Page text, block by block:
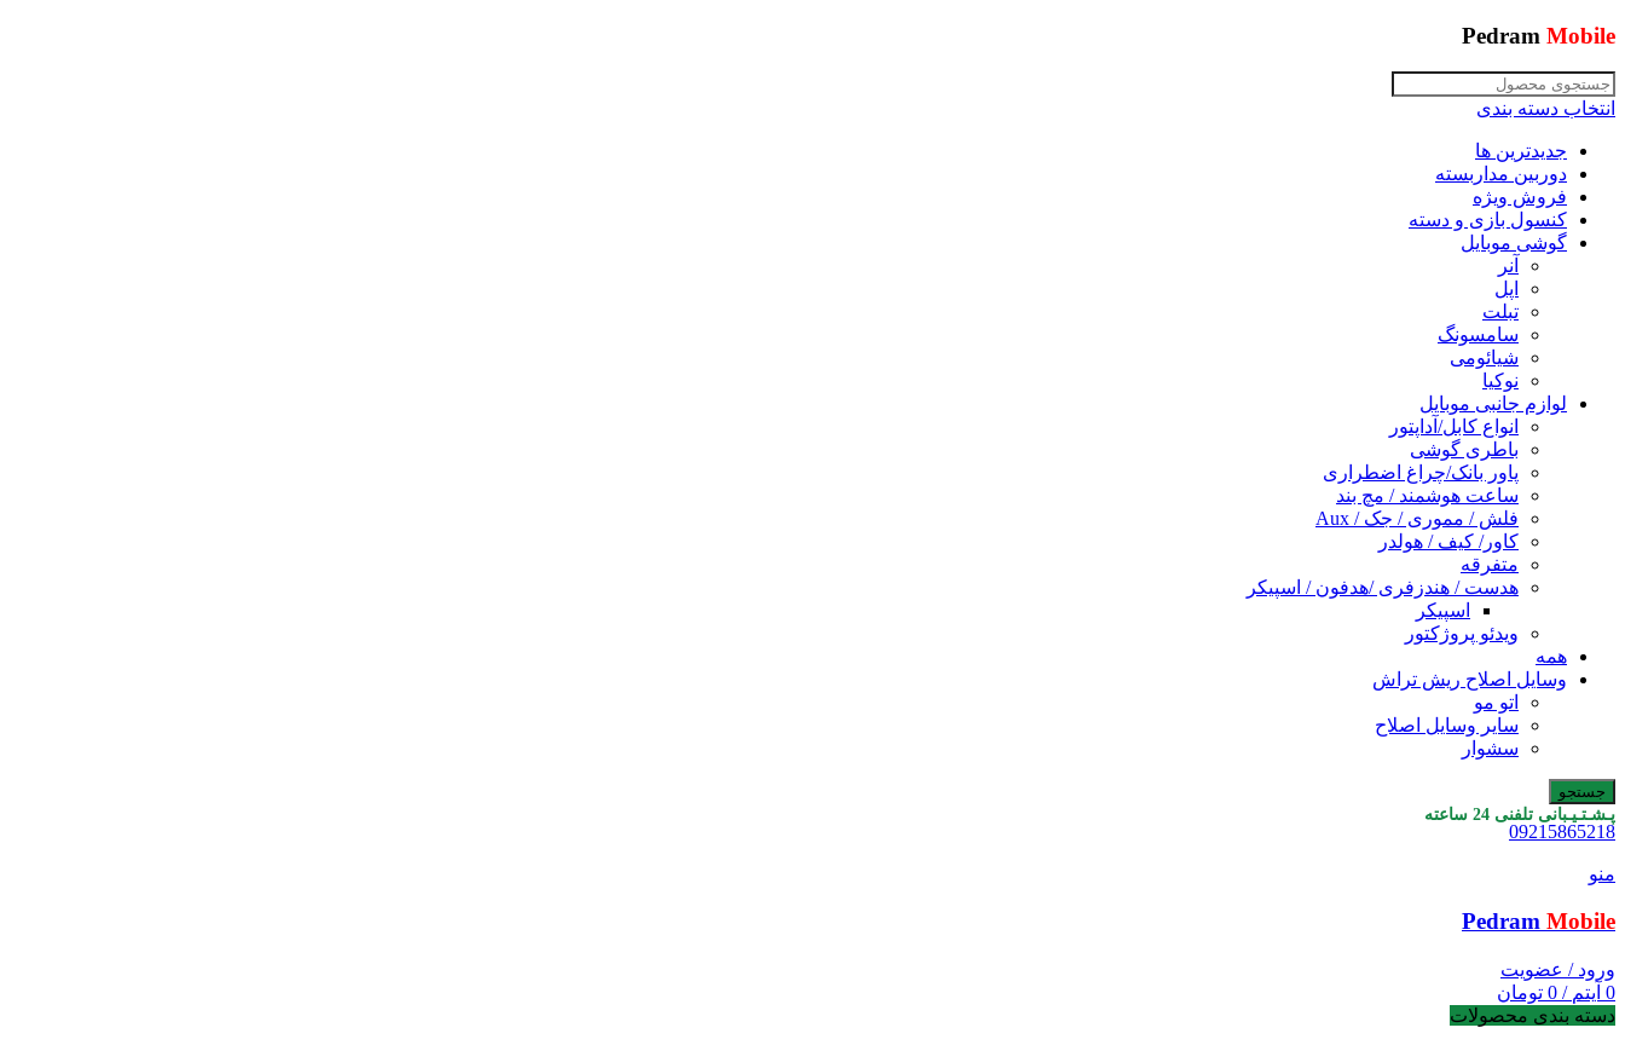
Pedram Mobile
انتخاب دسته بندی
جدیدترین ها
دوربین مداربسته
فروش ویژه
کنسول بازی و دسته
گوشی موبایل
آنر
اپل
تبلت
سامسونگ
شیائومی
نوکیا
لوازم جانبی موبایل
انواع کابل/آداپتور
باطری گوشی
پاور بانک/چراغ اضطراری
ساعت هوشمند / مچ بند
فلش / مموری / جک / Aux
کاور/ کیف / هولدر
متفرقه
هدست / هندزفری /هدفون / اسپیکر
اسپیکر
ویدئو پروژکتور
همه
وسایل اصلاح ریش تراش
اتو مو
سایر وسایل اصلاح
سشوار
جستجو
پـشـتـیـبانی تلفنی 24 ساعته
09215865218
منو
Pedram Mobile
ورود / عضویت
0 آیتم /
0 تومان
دسته بندی محصولات